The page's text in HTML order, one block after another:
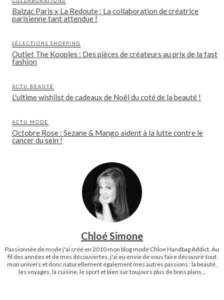
Balzac Paris x La Redoute : La collaboration de créatrice
parisienne tant attendue !
SÉLECTIONS SHOPPING
Outlet The Kooples : Des pièces de créateurs au prix de la fast
fashion
ACTU BEAUTÉ
L'ultime wishlist de cadeaux de Noël du coté de la beauté !
ACTU MODE
Octobre Rose : Sezane & Mango aident à la lutte contre le
cancer du sein !
Chloé Simone
Passionnée de mode j'ai créé en 2010 mon blog mode Chloe Handbag Addict. Au
fil des années et de mes découvertes, j'ai eu envie de vous faire découvrir tout
mon univers et donc naturellement également mes autres passions : la beauté,
les voyages, la cuisine, le sport et bien sur toujours plus de bons plans...